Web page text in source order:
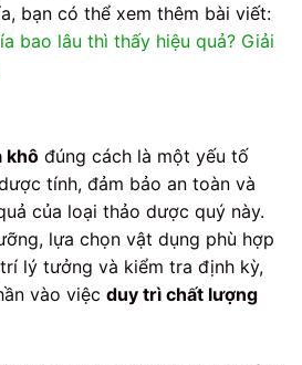
bạn có thể xem thêm bài viết:
bao lâu thì thấy hiệu quả? Giải
khô đúng cách là một yếu tố
tính, đảm bảo an toàn và
của loại thảo dược quý này.
lựa chọn vật dụng phù hợp
lý tưởng và kiểm tra định kỳ,
vào việc duy trì chất lượng